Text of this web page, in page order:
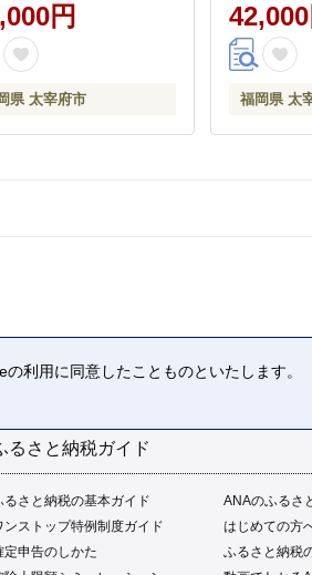
麺 セット 豚骨 豚骨ス
とんこつスープ 麺 定
期便 定期配送
円
県 太宰府市
麺 生麺 セ
ープ とん
期 定期便
42,000
福岡県 太
るさと納税ガイド
るさと納税の基本ガイド
ANAのふるさ
ンストップ特例制度ガイド
はじめての方
定申告のしかた
ふるさと納税
利用に同意したことものといたします。